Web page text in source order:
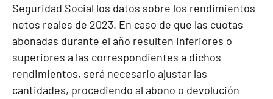
Seguridad Social los datos sobre los rendimientos
netos reales de 2023. En caso de que las cuotas
abonadas durante el año resulten inferiores o
superiores a las correspondientes a dichos
rendimientos, será necesario ajustar las
cantidades, procediendo al abono o devolución